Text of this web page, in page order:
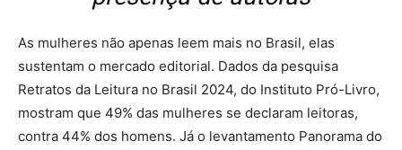
As mulheres não apenas leem mais no Brasil, elas
sustentam o mercado editorial. Dados da pesquisa
Retratos da Leitura no Brasil 2024, do Instituto Pró-Livro,
mostram que 49% das mulheres se declaram leitoras,
contra 44% dos homens. Já o levantamento Panorama do